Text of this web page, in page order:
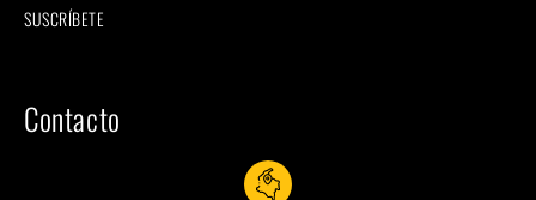
SUSCRÍBETE
Contacto